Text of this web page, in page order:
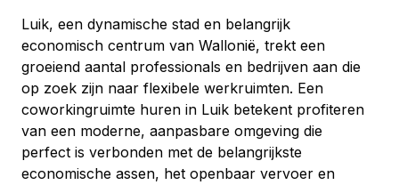
Luik, een dynamische stad en belangrijk
economisch centrum van Wallonië, trekt een
groeiend aantal professionals en bedrijven aan die
op zoek zijn naar flexibele werkruimten. Een
coworkingruimte huren in Luik betekent profiteren
van een moderne, aanpasbare omgeving die
perfect is verbonden met de belangrijkste
economische assen, het openbaar vervoer en